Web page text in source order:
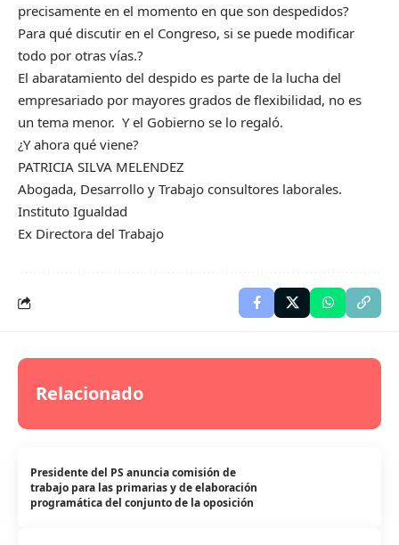
precisamente en el momento en que son despedidos?
Para qué discutir en el Congreso, si se puede modificar
todo por otras vías.?
El abaratamiento del despido es parte de la lucha del
empresariado por mayores grados de flexibilidad, no es
un tema menor. Y el Gobierno se lo regaló.
¿Y ahora qué viene?
PATRICIA SILVA MELENDEZ
Abogada, Desarrollo y Trabajo consultores laborales.
Instituto Igualdad
Ex Directora del Trabajo
Relacionado
Presidente del PS anuncia comisión de
trabajo para las primarias y de elaboración
programática del conjunto de la oposición